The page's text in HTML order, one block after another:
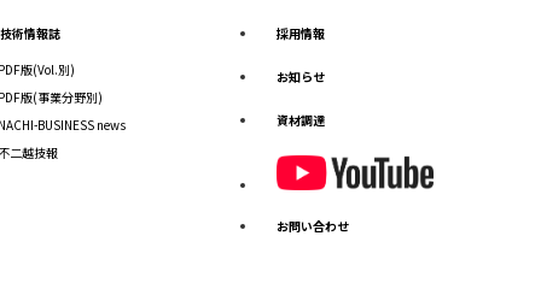
技術情報誌
版(Vol.別)
版(事業分野別)
BUSINESS news
二越技報
採用情報
お知らせ
資材調達
お問い合わせ